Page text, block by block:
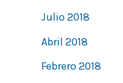
Julio 2018
Abril 2018
Febrero 2018